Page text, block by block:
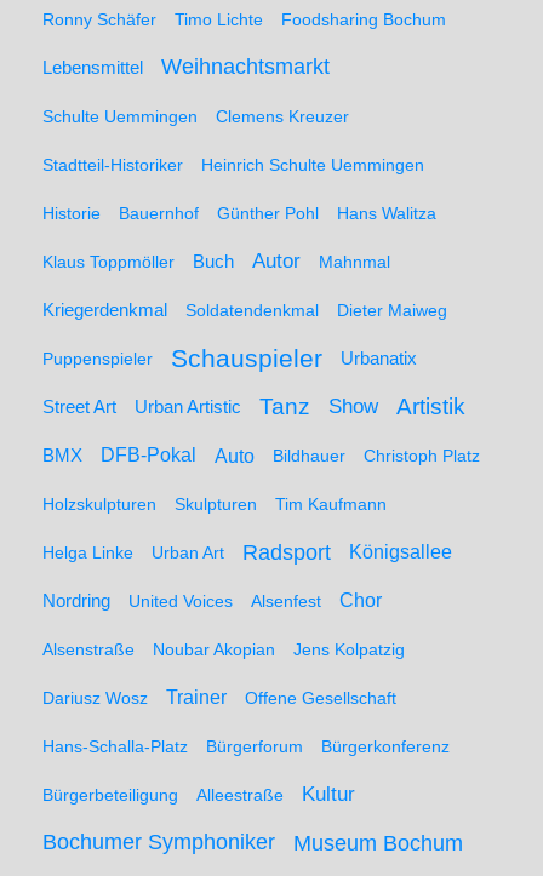
Ronny Schäfer Timo Lichte Foodsharing Bochum
Lebensmittel Weihnachtsmarkt
Schulte Uemmingen Clemens Kreuzer
Stadtteil-Historiker Heinrich Schulte Uemmingen
Historie Bauernhof Günther Pohl Hans Walitza
Klaus Toppmöller Buch Autor Mahnmal
Kriegerdenkmal Soldatendenkmal Dieter Maiweg
Puppenspieler Schauspieler Urbanatix
Street Art Urban Artistic Tanz Show Artistik
BMX DFB-Pokal Auto Bildhauer Christoph Platz
Holzskulpturen Skulpturen Tim Kaufmann
Helga Linke Urban Art Radsport Königsallee
Nordring United Voices Alsenfest Chor
Alsenstraße Noubar Akopian Jens Kolpatzig
Dariusz Wosz Trainer Offene Gesellschaft
Hans-Schalla-Platz Bürgerforum Bürgerkonferenz
Bürgerbeteiligung Alleestraße Kultur
Bochumer Symphoniker Museum Bochum